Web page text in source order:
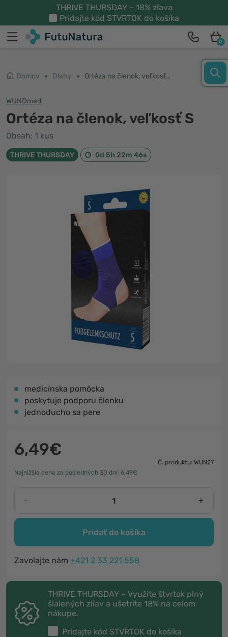
THRIVE THURSDAY – 18% zľava
Pridajte kód STVRTOK do košíka
0
Domov Dlahy Ortéza na členok, veľkosť S
WUNDmed
Ortéza na členok, veľkosť S
Obsah: 1 kus
THRIVE THURSDAY 0d 5h 22m 45s
medicínska pomôcka
poskytuje podporu členku
jednoducho sa pere
6,49€
Č. produktu: WUN27
Najnižšia cena za posledných 30 dní: 6,49€
- +
Pridať do košíka
Zavolajte nám +421 2 33 221 558
THRIVE THURSDAY – Využite štvrtok plný
šialených zliav a ušetrite 18% na celom
nákupe.
Pridajte kód STVRTOK do košíka